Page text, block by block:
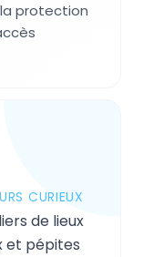
protection
CURIEUX
de lieux
et pépites